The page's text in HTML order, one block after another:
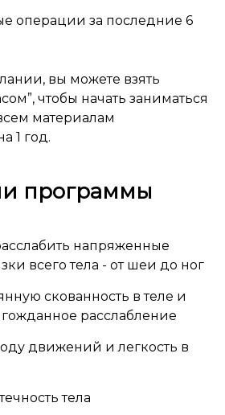
операции за последние 6
вы можете взять
чтобы начать заниматься
материалам
1 год.
программы
напряженные
всего тела - от шеи до ног
скованность в теле и
расслабление
движений и легкость в
тела